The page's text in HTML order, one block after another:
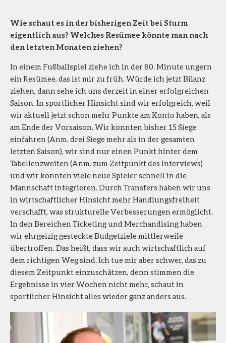
Wie schaut es in der bisherigen Zeit bei Sturm
eigentlich aus? Welches Resümee könnte man nach
den letzten Monaten ziehen?
In einem Fußballspiel ziehe ich in der 80. Minute ungern
ein Resümee, das ist mir zu früh. Würde ich jetzt Bilanz
ziehen, dann sehe ich uns derzeit in einer erfolgreichen
Saison. In sportlicher Hinsicht sind wir erfolgreich, weil
wir aktuell jetzt schon mehr Punkte am Konto haben, als
am Ende der Vorsaison. Wir konnten bisher 15 Siege
einfahren (Anm. drei Siege mehr als in der gesamten
letzten Saison), wir sind nur einen Punkt hinter dem
Tabellenzweiten (Anm. zum Zeitpunkt des Interviews)
und wir konnten viele neue Spieler schnell in die
Mannschaft integrieren. Durch Transfers haben wir uns
in wirtschaftlicher Hinsicht mehr Handlungsfreiheit
verschafft, was strukturelle Verbesserungen ermöglicht.
In den Bereichen Ticketing und Merchandising haben
wir ehrgeizig gesteckte Budgetziele mittlerweile
übertroffen. Das heißt, dass wir auch wirtschaftlich auf
dem richtigen Weg sind. Ich tue mir aber schwer, das zu
diesem Zeitpunkt einzuschätzen, denn stimmen die
Ergebnisse in vier Wochen nicht mehr, schaut in
sportlicher Hinsicht alles wieder ganz anders aus.